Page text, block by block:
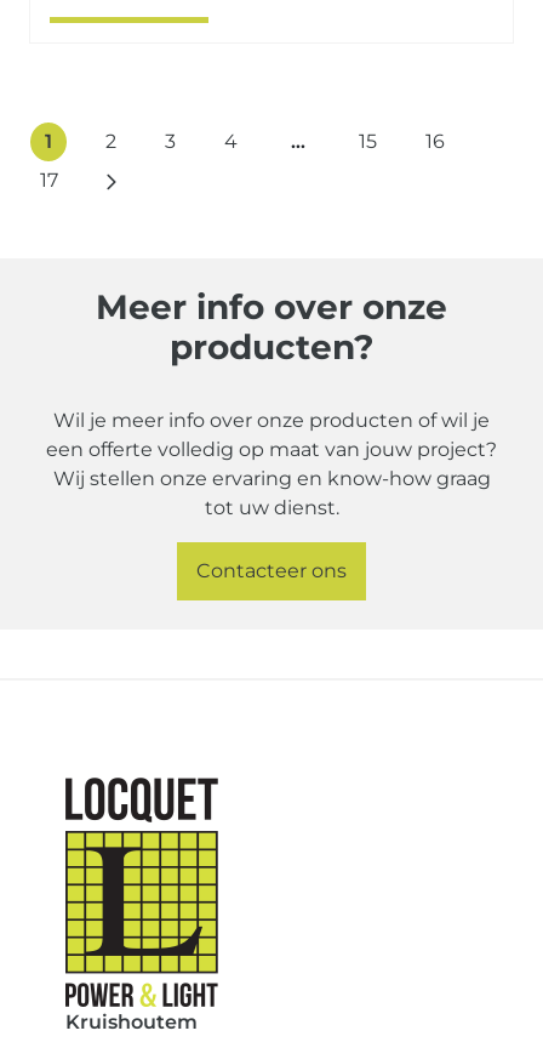
1 2 3 4 … 15
16
17
Meer info over onze
producten?
Wil je meer info over onze producten of wil je
een offerte volledig op maat van jouw project?
Wij stellen onze ervaring en know-how graag
tot uw dienst.
Contacteer ons
Kruishoutem